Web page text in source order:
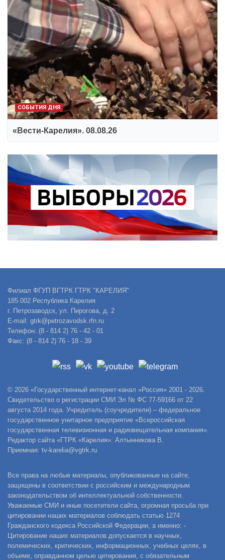
СОБЫТИЯ ДНЯ
«Вести-Карелия». 08.08.26
Филиал ФГУП ВГТРК ГТРК "КАРЕЛИЯ"
185 002 Республика Карелия
г. Петрозаводск, ул. Пирогова, д. 2
E-mail: gtrk@petrozavodsk.rfn.ru
Телефон: (8 - 814 2) 76 - 42 - 01
Факс: (8 - 814 2) 76 - 18 - 39
© 2026 «Государственный интернет-канал «Россия» 2001 - 2026.
Свидетельство о регистрации СМИ Эл № ФС 77-59166 от 22
августа 2014 года. Учредитель (соучредители) – федеральное
государственное унитарное предприятие «Всероссийская
государственная телевизионная и радиовещательная компания».
Редактор сайта «ГТРК «Карелия»: Алтынникова В.
Приемная: tv-karelia@vgtrk.ru
Все права на любые материалы, опубликованные на сайте,
защищены в соответствии с российским и международным
законодательством об интеллектуальной собственности.
Уважаемые СМИ и иные посетители сайта, огромная просьба при
цитировании наших материалов соблюдать статью 1274
Гражданского кодекса Российской Федерации, а именно: -
Цитирование наших материалов допускается в научных,
полемических, критических, информационных, учебных целях, в
объеме, оправданном целью цитирования, с обязательным